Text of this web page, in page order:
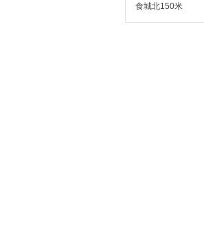
食城北150米